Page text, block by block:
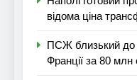
відома ціна
ПСЖ близький до
Франції за 80 млн